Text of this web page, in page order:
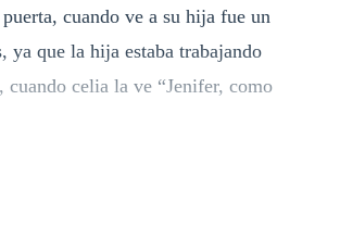
cuando ve a su hija fue un
ya que la hija estaba trabajando
cuando celia la ve “Jenifer, como